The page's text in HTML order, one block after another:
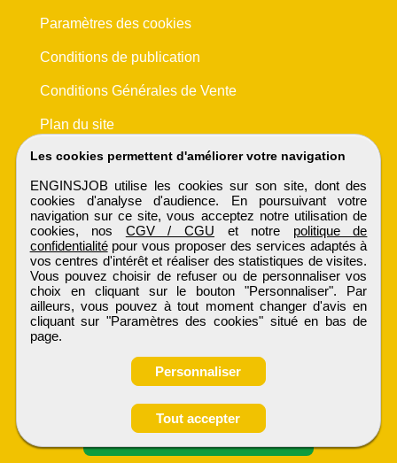
Candidature spontanée
Les cookies permettent d'améliorer votre navigation
ENGINSJOB utilise les cookies sur son site, dont des
cookies d'analyse d'audience. En poursuivant votre
navigation sur ce site, vous acceptez notre utilisation de
cookies, nos CGV / CGU et notre politique de
confidentialitépour vous proposer des services adaptés à
vos centres d'intérêt et réaliser des statistiques de visites.
Vous pouvez choisir de refuser ou de personnaliser vos
choix en cliquant sur le bouton "Personnaliser". Par
ailleurs, vous pouvez à tout moment changer d'avis en
cliquant sur "Paramètres des cookies" situé en bas de
page.
Personnaliser
Tout accepter
Paramètres des cookies
Conditions de publication
Conditions Générales de Vente
Plan du site
ENGINSJOB
Tous droits réservés © 1999 - 2026